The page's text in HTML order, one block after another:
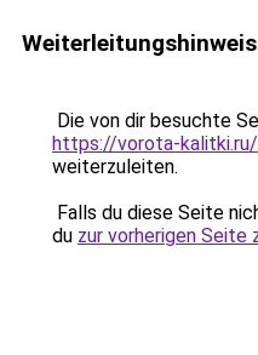
Weiterleitungshinweis
Die von dir besuchte
https://vorota-
weiterzuleiten.
Falls du diese Seite
du zur vorherigen Seite